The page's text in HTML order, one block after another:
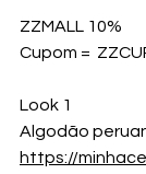
ZZMALL 10%
Cupom =
Look 1
Algodão
https://